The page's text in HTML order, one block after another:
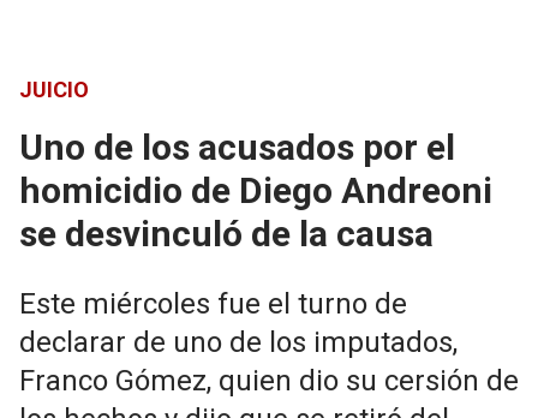
JUICIO
Uno de los acusados por el
homicidio de Diego Andreoni
se desvinculó de la causa
Este miércoles fue el turno de
declarar de uno de los imputados,
Franco Gómez, quien dio su cersión de